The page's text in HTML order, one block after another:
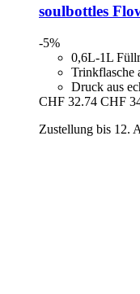
soulbottles
-5%
0,6L-1L
Trinkflasche
Druck aus
CHF 32.74 CHF
Zustellung bis 12.